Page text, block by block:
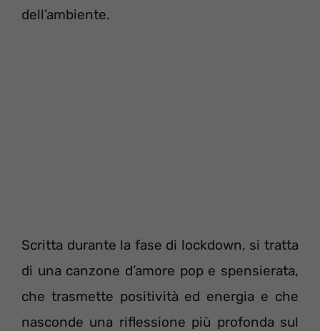
dell’ambiente.
Scritta durante la fase di lockdown, si tratta
di una canzone d’amore pop e spensierata,
che trasmette positività ed energia e che
nasconde una riflessione più profonda sul